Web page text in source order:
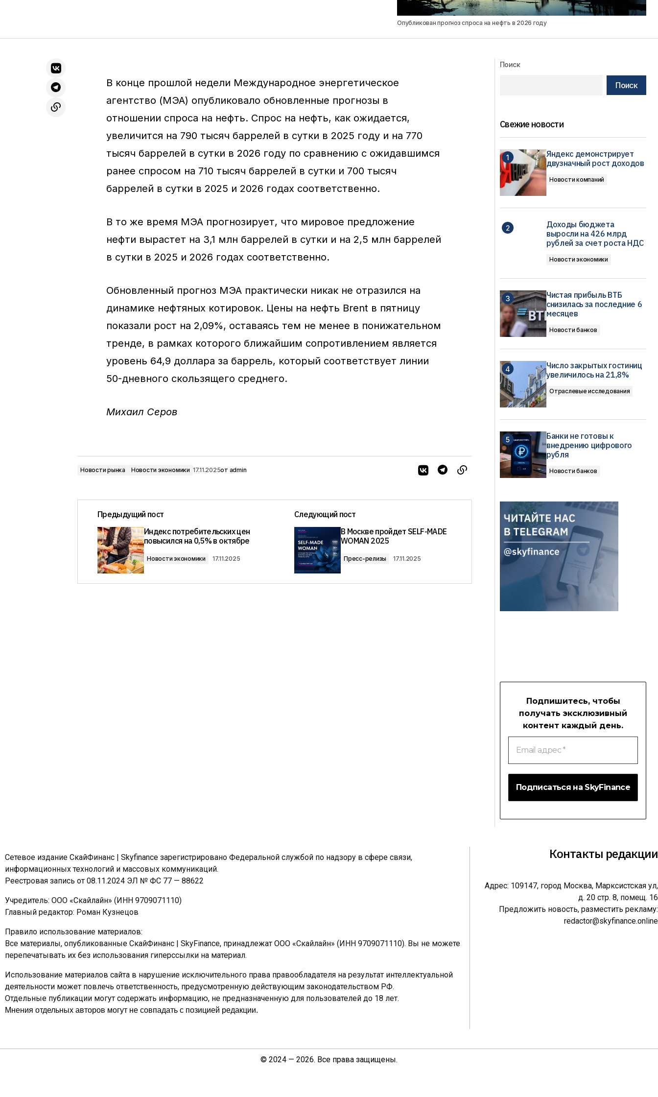
Опубликован прогноз спроса на нефть в 2026 году
В конце прошлой недели Международное энергетическое
агентство (МЭА) опубликовало обновленные прогнозы в
отношении спроса на нефть. Спрос на нефть, как ожидается,
увеличится на 790 тысяч баррелей в сутки в 2025 году и на 770
тысяч баррелей в сутки в 2026 году по сравнению с ожидавшимся
ранее спросом на 710 тысяч баррелей в сутки и 700 тысяч
баррелей в сутки в 2025 и 2026 годах соответственно.
В то же время МЭА прогнозирует, что мировое предложение
нефти вырастет на 3,1 млн баррелей в сутки и на 2,5 млн баррелей
в сутки в 2025 и 2026 годах соответственно.
Обновленный прогноз МЭА практически никак не отразился на
динамике нефтяных котировок. Цены на нефть Brent в пятницу
показали рост на 2,09%, оставаясь тем не менее в понижательном
тренде, в рамках которого ближайшим сопротивлением является
уровень 64,9 доллара за баррель, который соответствует линии
50-дневного скользящего среднего.
Михаил Серов
Новости рынка Новости экономики 17.11.2025от admin
Предыдущий пост
Индекс потребительских цен
повысился на 0,5% в октябре
Новости экономики 17.11.2025
Следующий пост
В Москве пройдет SELF-MADE
WOMAN 2025
Пресс-релизы 17.11.2025
Поиск
Поиск
Свежие новости
Яндекс демонстрирует
двузначный рост доходов
Новости компаний
Доходы бюджета
выросли на 426 млрд
рублей за счет роста НДС
Новости экономики
Чистая прибыль ВТБ
снизилась за последние 6
месяцев
Новости банков
Число закрытых гостиниц
увеличилось на 21,8%
Отраслевые исследования
Банки не готовы к
внедрению цифрового
рубля
Новости банков
Подпишитесь, чтобы
получать эксклюзивный
контент каждый день.
адрес
Сетевое издание СкайФинанс | Skyfinance зарегистрировано Федеральной службой по надзору в сфере связи,
информационных технологий и массовых коммуникаций.
Реестровая запись от 08.11.2024 ЭЛ № ФС 77 — 88622
Учредитель: ООО «Скайлайн» (ИНН 9709071110)
Главный редактор: Роман Кузнецов
Правило использование материалов:
Все материалы, опубликованные СкайФинанс | SkyFinance, принадлежат ООО «Скайлайн» (ИНН 9709071110). Вы не можете
перепечатывать их без использования гиперссылки на материал.
Использование материалов сайта в нарушение исключительного права правообладателя на результат интеллектуальной
деятельности может повлечь ответственность, предусмотренную действующим законодательством РФ.
Отдельные публикации могут содержать информацию, не предназначенную для пользователей до 18 лет.
Мнения отдельных авторов могут не совпадать с позицией редакции.
Контакты редакции
Адрес: 109147, город Москва, Марксистская ул,
д. 20 стр. 8, помещ. 16
Предложить новость, разместить рекламу:
redactor@skyfinance.online
© 2024 — 2026. Все права защищены.